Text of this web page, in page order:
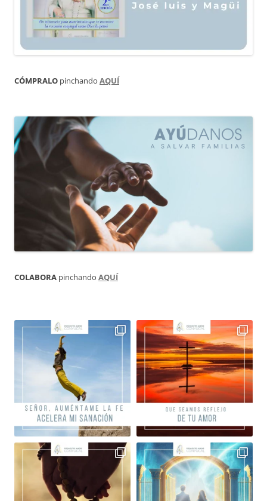
CÓMPRALO pinchando AQUÍ
COLABORA pinchando AQUÍ